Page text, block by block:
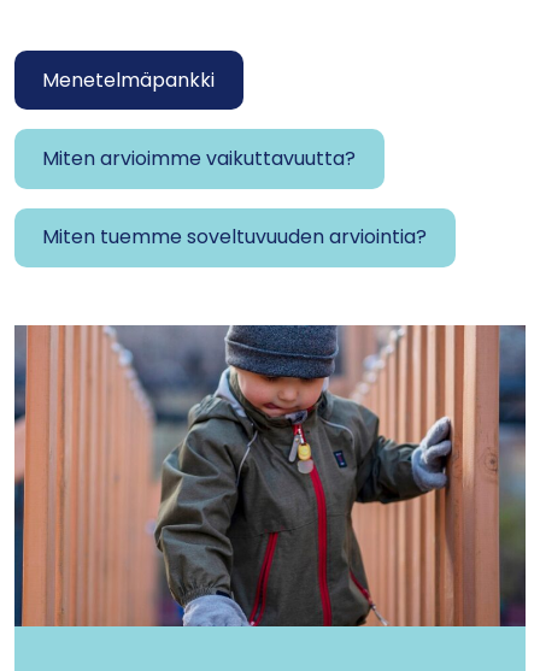
Menetelmäpankki
Miten arvioimme vaikuttavuutta?
Miten tuemme soveltuvuuden arviointia?